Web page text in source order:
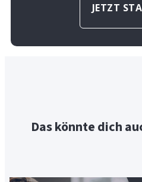
JETZT
Das könnte dich